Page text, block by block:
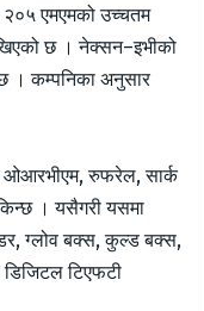
२०५ एमएमको उच्चतम
छ । नेक्सन–इभीको
छ । कम्पनिका अनुसार
ओआरभीएम, रुफरेल, सार्क
। यसैगरी यसमा
ग्लोव बक्स, कुल्ड बक्स,
डिजिटल टिएफटी